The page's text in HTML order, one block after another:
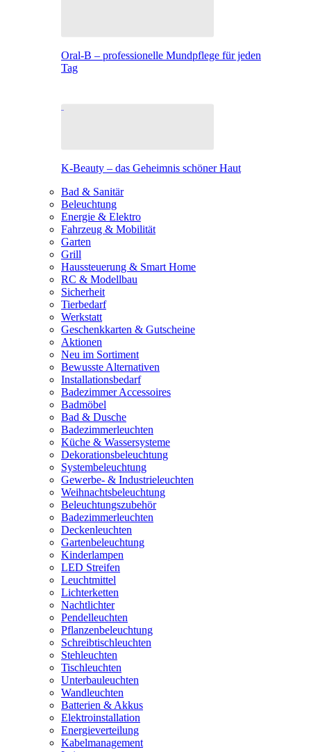
Oral-B – professionelle Mundpflege für jeden
Tag
K-Beauty – das Geheimnis schöner Haut
Bad & Sanitär
Beleuchtung
Energie & Elektro
Fahrzeug & Mobilität
Garten
Grill
Haussteuerung & Smart Home
RC & Modellbau
Sicherheit
Tierbedarf
Werkstatt
Geschenkkarten & Gutscheine
Aktionen
Neu im Sortiment
Bewusste Alternativen
Installationsbedarf
Badezimmer Accessoires
Badmöbel
Bad & Dusche
Badezimmerleuchten
Küche & Wassersysteme
Dekorationsbeleuchtung
Systembeleuchtung
Gewerbe- & Industrieleuchten
Weihnachtsbeleuchtung
Beleuchtungszubehör
Badezimmerleuchten
Deckenleuchten
Gartenbeleuchtung
Kinderlampen
LED Streifen
Leuchtmittel
Lichterketten
Nachtlichter
Pendelleuchten
Pflanzenbeleuchtung
Schreibtischleuchten
Stehleuchten
Tischleuchten
Unterbauleuchten
Wandleuchten
Batterien & Akkus
Elektroinstallation
Energieverteilung
Kabelmanagement